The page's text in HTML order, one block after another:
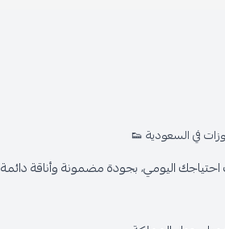
في السعودية 👟
اليومي، بجودة مضمونة وأناقة دائمة